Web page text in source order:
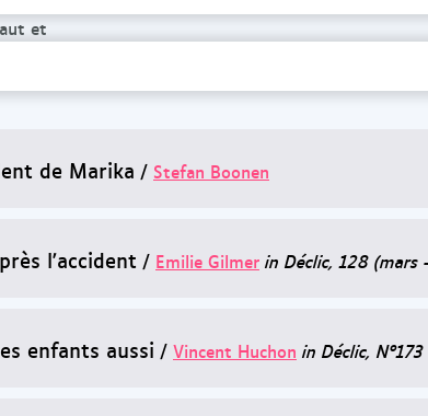
et
de Marika / Stefan Boonen
l'accident / Emilie Gilmer in Déclic, 128
enfants aussi / Vincent Huchon in Déclic,